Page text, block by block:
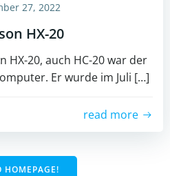
27, 2022
HX-20
HX-20, auch HC-20 war der
Er wurde im Juli […]
read more
HOMEPAGE!